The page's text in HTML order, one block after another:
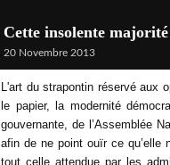
Cette insolente
20 Novembre 2013
L'art du strapontin réservé aux
le papier, la modernité
gouvernante, de l’Assemblée
afin de ne point ouïr ce qu’elle
tout celle attendue par les